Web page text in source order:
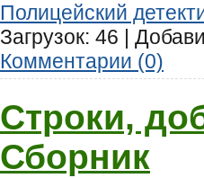
Полицейский
Загрузок: 46 |
Комментарии (0)
Строки,
Сборник